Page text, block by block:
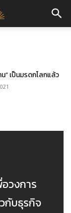
” เป็นมรดกโลกแล้ว
วงการ
กับธุรกิจ